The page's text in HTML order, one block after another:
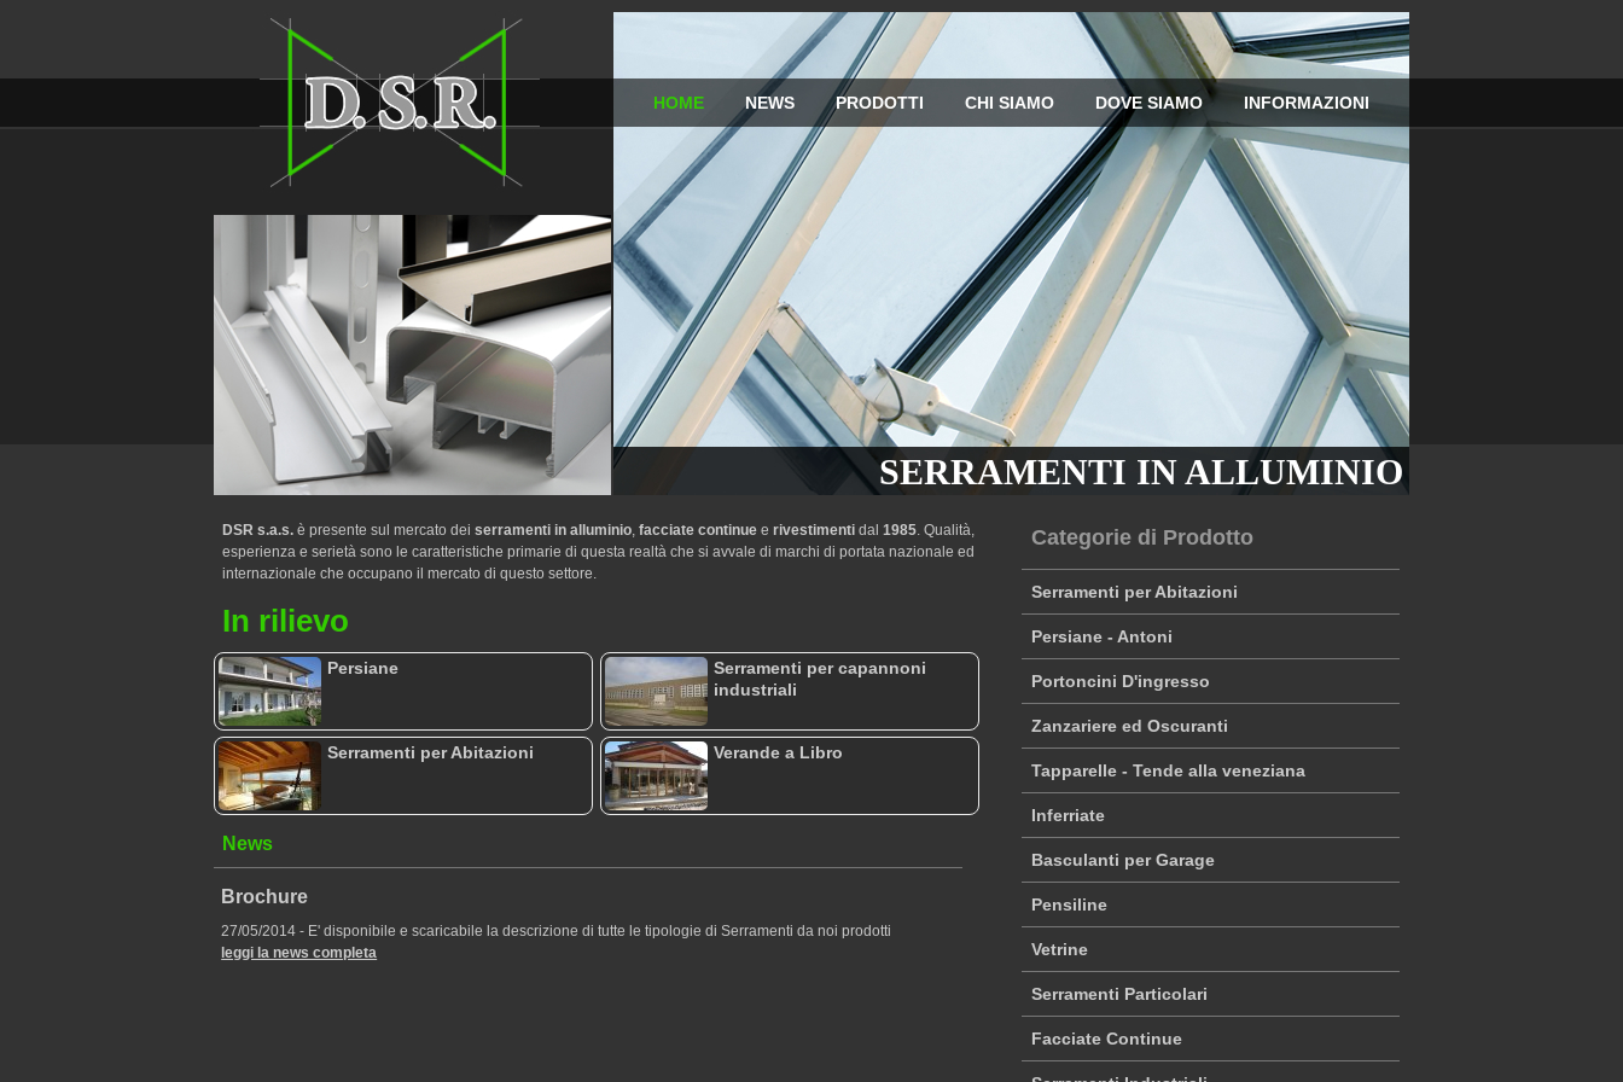
HOME NEWS PRODOTTI CHI SIAMO DOVE SIAMO INFORMAZIONI
SERRAMENTI IN ALLUMINIO
SERRAMENTI PER ABITAZIONI
Categorie di Prodotto
Serramenti per Abitazioni
Persiane - Antoni
Portoncini D'ingresso
Zanzariere ed Oscuranti
Tapparelle - Tende alla veneziana
Inferriate
Basculanti per Garage
Pensiline
Vetrine
Serramenti Particolari
Facciate Continue
DSR s.a.s.è presente sul mercato dei serramenti in alluminio, facciate continue e rivestimenti dal 1985. Qualità,
esperienza e serietà sono le caratteristiche primarie di questa realtà che si avvale di marchi di portata nazionale ed
internazionale che occupano il mercato di questo settore.
In rilievo
Persiane
Serramenti per capannoni
industriali
Serramenti per Abitazioni Verande a Libro
News
Brochure
27/05/2014 - E' disponibile e scaricabile la descrizione di tutte le tipologie di Serramenti da noi prodotti
leggi la news completa